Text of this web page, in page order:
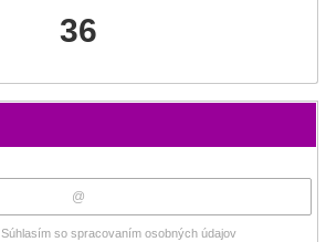
36
Súhlasím so spracovaním osobných údajov